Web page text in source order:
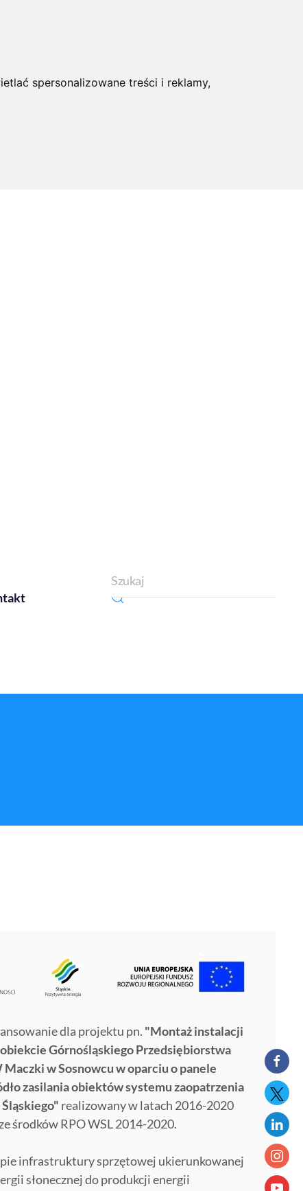
spersonalizowane treści i reklamy,
dla projektu pn. "Montaż instalacji
Górnośląskiego Przedsiębiorstwa
w Sosnowcu w oparciu o panele
zasilania obiektów systemu zaopatrzenia
realizowany w latach 2016-2020
środków RPO WSL 2014-2020.
infrastruktury sprzętowej ukierunkowanej
słonecznej do produkcji energii